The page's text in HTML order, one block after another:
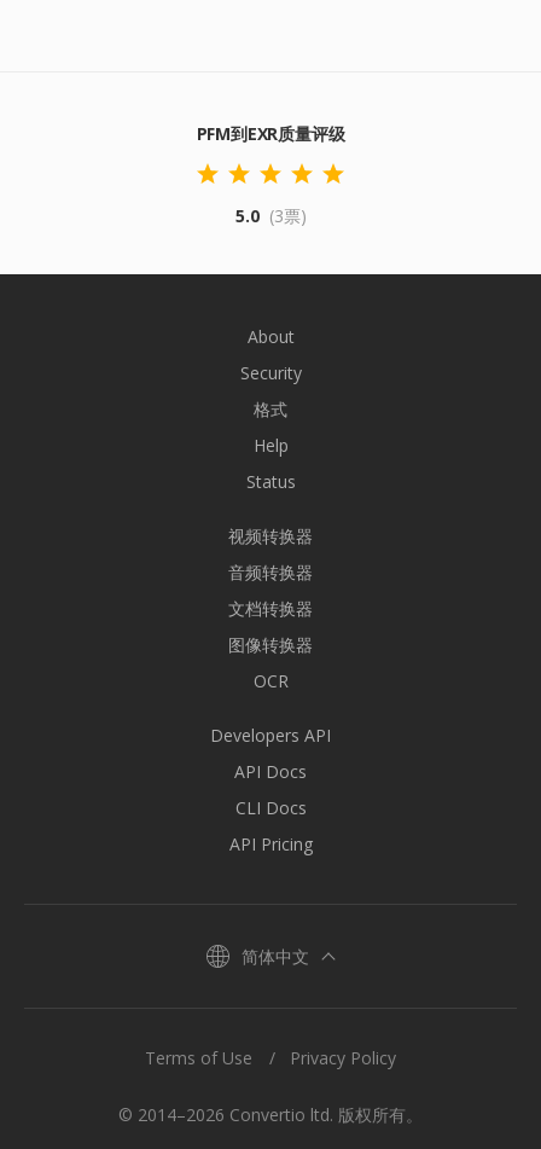
PFM到EXR质量评级
5.0 (3票)
About
Security
格式
Help
Status
视频转换器
音频转换器
文档转换器
图像转换器
OCR
Developers API
API Docs
CLI Docs
API Pricing
简体中文
© 2014–2026 Convertio ltd. 版权所有。
Terms of Use Privacy Policy